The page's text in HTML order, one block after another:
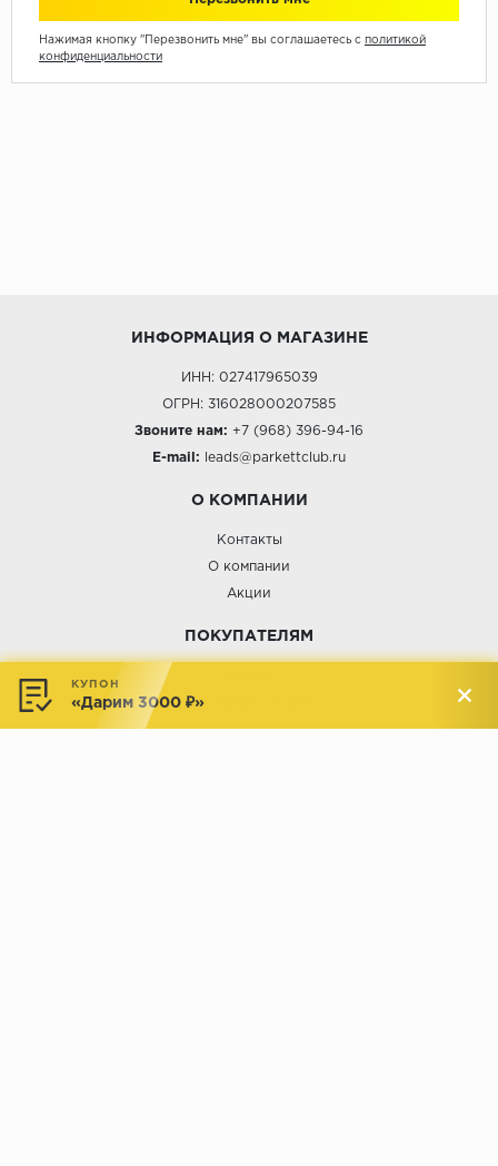
Нажимая кнопку "Перезвонить мне" вы соглашаетесь с политикой
конфиденциальности
ИНФОРМАЦИЯ О МАГАЗИНЕ
ИНН: 027417965039
ОГРН: 316028000207585
Звоните нам: +7 (968) 396-94-16
E-mail: leads@parkettclub.ru
О КОМПАНИИ
Контакты
О компании
Акции
ПОКУПАТЕЛЯМ
Доставка и оплата
Обмен и возврат
КУПОН
«Дарим 3000 ₽»